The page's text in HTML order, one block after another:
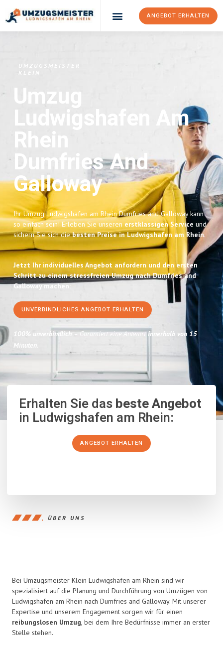
ANGEBOT ERHALTEN
UMZUGSMEISTER
KLEIN
Umzug
Ludwigshafen Am
Rhein
Dumfries And
Galloway
Ihr Umzug Ludwigshafen am Rhein Dumfries and Galloway kann
so einfach sein! Erleben Sie unserenerstklassigen Service und
sichern Sie sich diebesten Preise in Ludwigshafen am Rhein.
Jetzt Ihr individuelles Angebot anfordern und den ersten
Schritt zu einem stressfreien Umzug nach Dumfries and
Galloway machen:
UNVERBINDLICHES ANGEBOT ERHALTEN
100% unverbindlich– Garantiert eine Antwortinnerhalb von 15
Minuten
Erhalten Sie dasbeste Angebot
in Ludwigshafen am Rhein:
ANGEBOT ERHALTEN
ÜBER UNS
Bei Umzugsmeister Klein Ludwigshafen am Rhein sind wir
spezialisiert auf die Planung und Durchführung von Umzügen von
Ludwigshafen am Rhein nach Dumfries and Galloway. Mit unserer
Expertise und unserem Engagement sorgen wir für einen
reibungslosen Umzug, bei dem Ihre Bedürfnisse immer an erster
Stelle stehen.